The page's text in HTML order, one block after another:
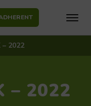
– 2022
– 2022